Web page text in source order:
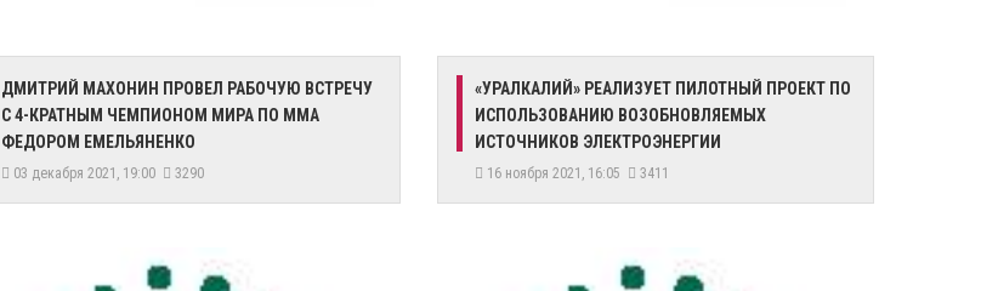
ДМИТРИЙ МАХОНИН ПРОВЕЛ РАБОЧУЮ ВСТРЕЧУ
С 4-КРАТНЫМ ЧЕМПИОНОМ МИРА ПО ММА
ФЕДОРОМ ЕМЕЛЬЯНЕНКО
03 декабря 2021, 19:00 3290
«УРАЛКАЛИЙ» РЕАЛИЗУЕТ ПИЛОТНЫЙ ПРОЕКТ ПО
ИСПОЛЬЗОВАНИЮ ВОЗОБНОВЛЯЕМЫХ
ИСТОЧНИКОВ ЭЛЕКТРОЭНЕРГИИ
16 ноября 2021, 16:05 3411